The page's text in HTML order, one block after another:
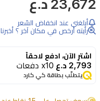
23,672 د.ع
أبلغني عند انخفاض السّعر
رأيته أرخص في مكان آخر ؟ أخبرنا
اشترِ الآن، ادفع لاحقاً
2,793 د.ع x10 دفعات
يتطلّب بطاقة كي كارد